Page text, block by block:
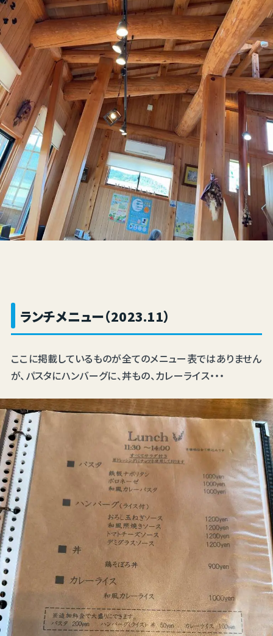
ランチメニュー（2023.11）
ここに掲載しているものが全てのメニュー表ではありません
が、パスタにハンバーグに、丼もの、カレーライス・・・